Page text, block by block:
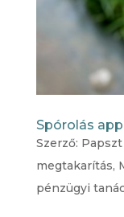
Spórolás
Szerző:
megtakarítás,
pénzügyi